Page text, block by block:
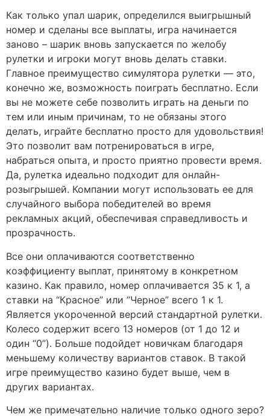
Как только упал шарик, определился выигрышный
номер и сделаны все выплаты, игра начинается
заново – шарик вновь запускается по желобу
рулетки и игроки могут вновь делать ставки.
Главное преимущество симулятора рулетки — это,
конечно же, возможность поиграть бесплатно. Если
вы не можете себе позволить играть на деньги по
тем или иным причинам, то не обязаны этого
делать, играйте бесплатно просто для удовольствия!
Это позволит вам потренироваться в игре,
набраться опыта, и просто приятно провести время.
Да, рулетка идеально подходит для онлайн-
розыгрышей. Компании могут использовать ее для
случайного выбора победителей во время
рекламных акций, обеспечивая справедливость и
прозрачность.
Все они оплачиваются соответственно
коэффициенту выплат, принятому в конкретном
казино. Как правило, номер оплачивается 35 к 1, а
ставки на “Красное” или “Черное” всего 1 к 1.
Является укороченной версий стандартной рулетки.
Колесо содержит всего 13 номеров (от 1 до 12 и
один “0”). Больше подойдет новичкам благодаря
меньшему количеству вариантов ставок. В такой
игре преимущество казино будет выше, чем в
других вариантах.
Чем же примечательно наличие только одного зеро?